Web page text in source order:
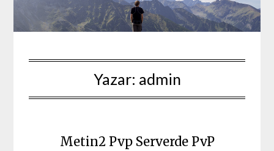
Yazar: admin
Metin2 Pvp Serverde PvP